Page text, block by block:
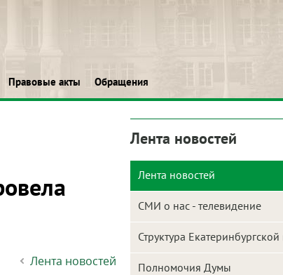
Правовые акты Обращения
Лента новостей
Лента новостей
Лента новостей
СМИ о нас - телевидение
Структура
Полномочия Думы